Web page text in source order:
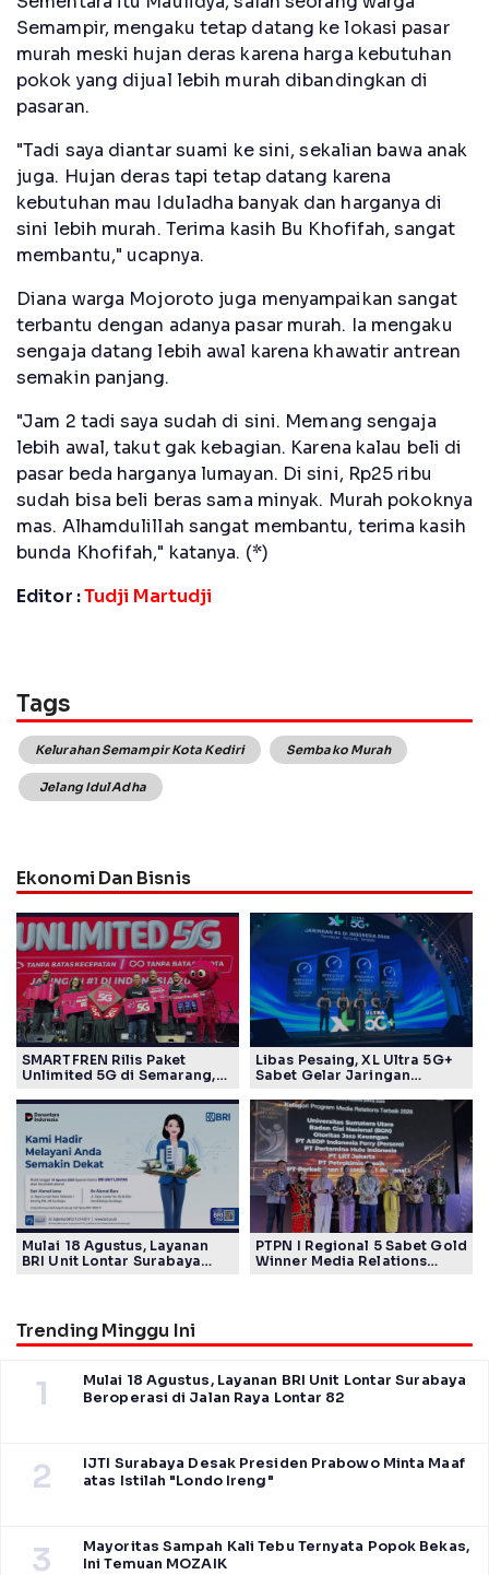
Semampir, mengaku tetap datang ke lokasi pasar
murah meski hujan deras karena harga kebutuhan
pokok yang dijual lebih murah dibandingkan di
pasaran.
"Tadi saya diantar suami ke sini, sekalian bawa anak
juga. Hujan deras tapi tetap datang karena
kebutuhan mau Iduladha banyak dan harganya di
sini lebih murah. Terima kasih Bu Khofifah, sangat
membantu," ucapnya.
Diana warga Mojoroto juga menyampaikan sangat
terbantu dengan adanya pasar murah. Ia mengaku
sengaja datang lebih awal karena khawatir antrean
semakin panjang.
"Jam 2 tadi saya sudah di sini. Memang sengaja
lebih awal, takut gak kebagian. Karena kalau beli di
pasar beda harganya lumayan. Di sini, Rp25 ribu
sudah bisa beli beras sama minyak. Murah pokoknya
mas. Alhamdulillah sangat membantu, terima kasih
bunda Khofifah," katanya. (*)
Editor :Tudji Martudji
Tags
Kelurahan Semampir Kota Kediri Sembako Murah
Jelang Idul Adha
Ekonomi Dan Bisnis
SMARTFREN Rilis Paket
Unlimited 5G di Semarang,
Libas Pesaing, XL Ultra 5G+
Sabet Gelar Jaringan
Mulai 18 Agustus, Layanan
BRI Unit Lontar Surabaya
PTPN I Regional 5 Sabet Gold
Winner Media Relations
Trending Minggu Ini
1
Mulai 18 Agustus, Layanan BRI Unit Lontar Surabaya
Beroperasi di Jalan Raya Lontar 82
2
IJTI Surabaya Desak Presiden Prabowo Minta Maaf
atas Istilah "Londo Ireng"
3
Mayoritas Sampah Kali Tebu Ternyata Popok Bekas,
Ini Temuan MOZAIK